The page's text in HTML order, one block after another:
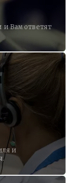
Вам ответят
и